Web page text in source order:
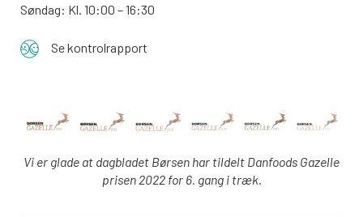
Søndag: Kl. 10:00 – 16:30
Se kontrolrapport
Vi er glade at dagbladet Børsen har tildelt Danfoods Gazelle
prisen 2022 for 6. gang i træk.